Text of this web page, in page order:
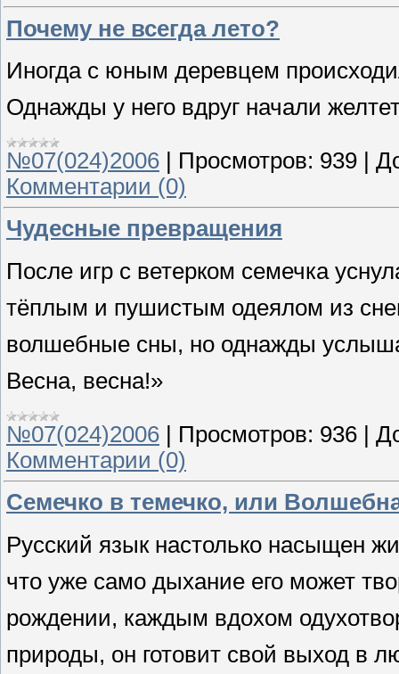
Почему не всегда лето?
Иногда с юным деревцем
Однажды у него вдруг начали
№07(024)2006 Просмотров: 939
Комментарии (0)
Чудесные превращения
После игр с ветерком семечка
тёплым и пушистым одеялом из
волшебные сны, но однажды
Весна, весна!»
№07(024)2006 | Просмотров: 936 |
Комментарии (0)
Семечко в темечко, или
Русский язык настолько насыщен
что уже само дыхание его может
рождении, каждым вдохом
природы, он готовит свой выход в